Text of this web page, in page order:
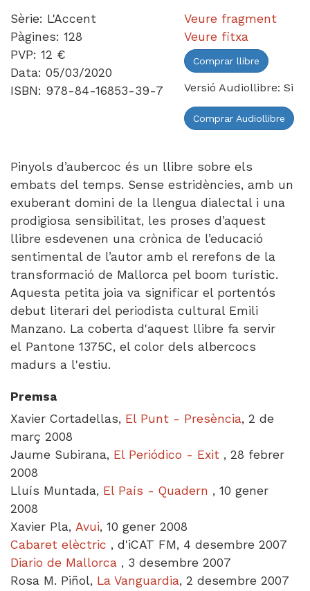
Sèrie: L'Accent
Pàgines: 128
PVP: 12 €
Data: 05/03/2020
ISBN: 978-84-16853-39-7
Veure fragment
Veure fitxa
Comprar llibre
Versió Audiollibre: Si
Comprar Audiollibre
Pinyols d’aubercoc és un llibre sobre els
embats del temps. Sense estridències, amb un
exuberant domini de la llengua dialectal i una
prodigiosa sensibilitat, les proses d’aquest
llibre esdevenen una crònica de l’educació
sentimental de l’autor amb el rerefons de la
transformació de Mallorca pel boom turístic.
Aquesta petita joia va significar el portentós
debut literari del periodista cultural Emili
Manzano. La coberta d'aquest llibre fa servir
el Pantone 1375C, el color dels albercocs
madurs a l'estiu.
Premsa
Xavier Cortadellas, El Punt - Presència, 2 de
març 2008
Jaume Subirana, El Periódico - Exit , 28 febrer
2008
Lluís Muntada, El País - Quadern , 10 gener
2008
Xavier Pla, Avui, 10 gener 2008
Cabaret elèctric , d'iCAT FM, 4 desembre 2007
Diario de Mallorca , 3 desembre 2007
Rosa M. Piñol, La Vanguardia, 2 desembre 2007